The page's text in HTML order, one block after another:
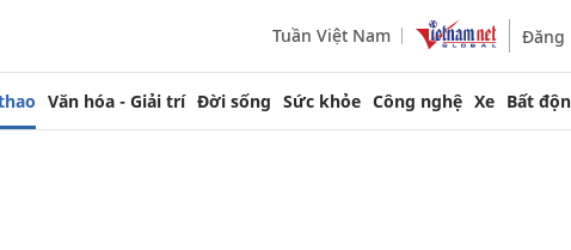
Tuần Việt Nam Đăng
Văn hóa - Giải trí Đời sống Sức khỏe Công nghệ Xe Bất